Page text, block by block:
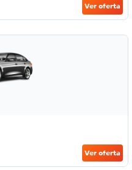
Ver oferta
Ver oferta